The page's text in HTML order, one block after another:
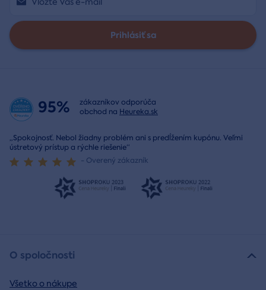
Prihlásiť sa
95%
zákazníkov odporúča
obchod na Heureka.sk
„Spokojnosť. Nebol žiadny problém ani s predĺžením kupónu. Veľmi
ústretový prístup a rýchle riešenie“
- Overený zákazník
O spoločnosti
Všetko o nákupe